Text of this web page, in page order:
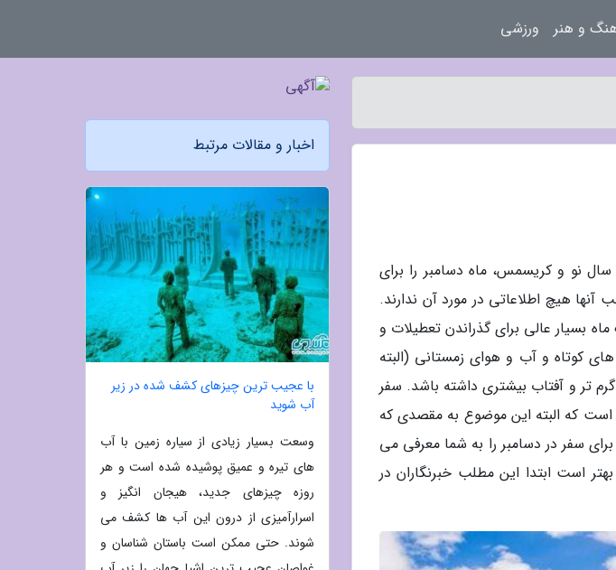
سال نو و کریسمس، ماه دسامبر را برای
آنها هیچ اطلاعاتی در مورد آن ندارند.
بسیار عالی برای گذراندن تعطیلات و
کوتاه و آب و هوای زمستانی (البته
تر و آفتاب بیشتری داشته باشد. سفر
که البته این موضوع به مقصدی که
سفر در دسامبر را به شما معرفی می
است ابتدا این مطلب خبرنگاران در
اخبار و مقالات مرتبط
با عجیب ترین چیزهای کشف شده در زیر
آب شوید
وسعت بسیار زیادی از سیاره زمین با آب
های تیره و عمیق پوشیده شده است و هر
روزه چیزهای جدید، هیجان انگیز و
اسرارآمیزی از درون این آب ها کشف می
شوند. حتی ممکن است باستان شناسان و
و هنر ورزشی